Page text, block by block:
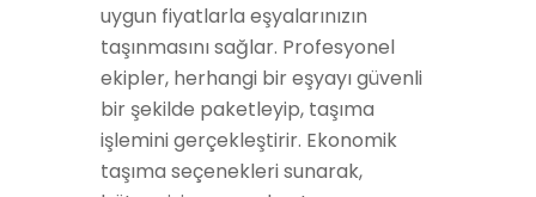
uygun fiyatlarla eşyalarınızın
taşınmasını sağlar. Profesyonel
ekipler, herhangi bir eşyayı güvenli
bir şekilde paketleyip, taşıma
işlemini gerçekleştirir. Ekonomik
taşıma seçenekleri sunarak,